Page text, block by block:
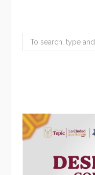
Search
for: